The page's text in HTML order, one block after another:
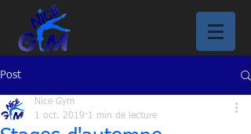
Post
Nice Gym
1 oct. 2019 1 min de lecture